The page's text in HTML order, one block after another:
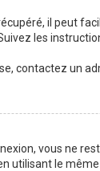
il peut
les
contactez un
vous ne
utilisant le